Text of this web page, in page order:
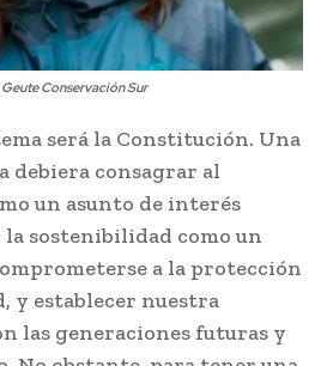
Conservación Sur
será la Constitución. Una
debiera consagrar al
un asunto de interés
sostenibilidad como un
a la protección
y establecer nuestra
las generaciones futuras y